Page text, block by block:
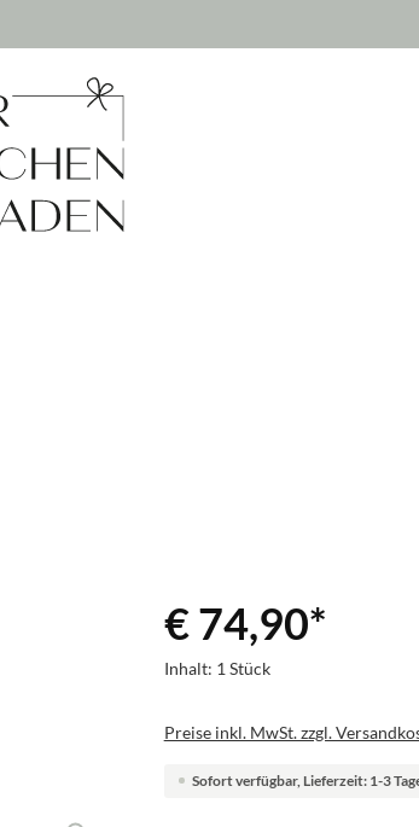
€ 74,90*
Inhalt: 1 Stück
Preise inkl. MwSt. zzgl.
Sofort verfügbar, Lieferzeit: 1-3